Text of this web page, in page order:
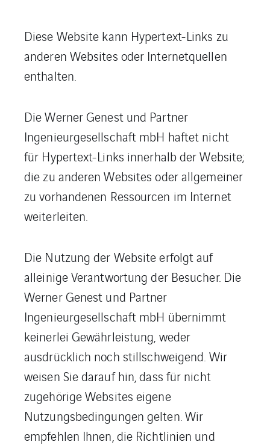
Diese Website kann Hypertext-Links zu
anderen Websites oder Internetquellen
enthalten.
Die Werner Genest und Partner
Ingenieurgesellschaft mbH haftet nicht
für Hypertext-Links innerhalb der Website;
die zu anderen Websites oder allgemeiner
zu vorhandenen Ressourcen im Internet
weiterleiten.
Die Nutzung der Website erfolgt auf
alleinige Verantwortung der Besucher. Die
Werner Genest und Partner
Ingenieurgesellschaft mbH übernimmt
keinerlei Gewährleistung, weder
ausdrücklich noch stillschweigend. Wir
weisen Sie darauf hin, dass für nicht
zugehörige Websites eigene
Nutzungsbedingungen gelten. Wir
empfehlen Ihnen, die Richtlinien und